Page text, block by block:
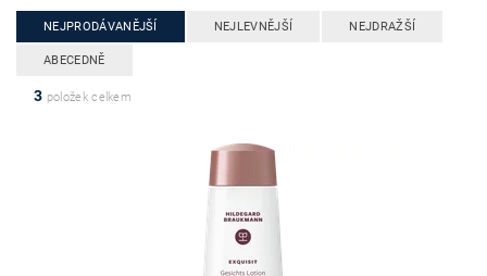
NEJPRODÁVANĚJŠÍ NEJLEVNĚJŠÍ NEJDRAŽŠÍ
ABECEDNĚ
3 položek celkem